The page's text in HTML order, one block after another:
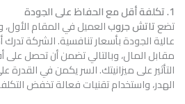
1. تكلفة أقل مع الحفاظ على الجودة
تضعتاتش جروبالعميل في المقام
عالية الجودة بأسعار تنافسية. الشركة
مقابل المال، وبالتالي تضمن أن تحصل
التأثير على ميزانيتك. السر يكمن في القدرة
الهدر، واستخدام تقنيات فعالة تخفض